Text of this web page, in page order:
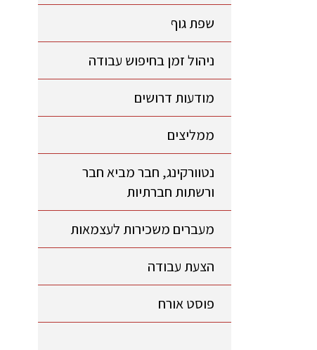
שפת גוף
ניהול זמן בחיפוש עבודה
מודעות דרושים
ממליצים
נטוורקינג, חבר מביא חבר
ורשתות חברתיות
מעברים משכירות לעצמאות
הצעת עבודה
פוסט אורח